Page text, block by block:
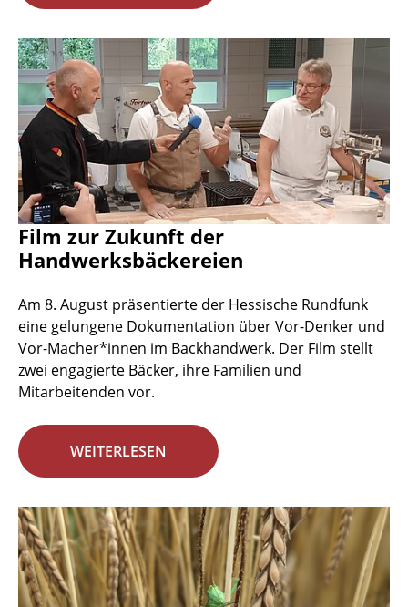
Film zur Zukunft der
Handwerksbäckereien
Am 8. August präsentierte der Hessische Rundfunk
eine gelungene Dokumentation über Vor-Denker und
Vor-Macher*innen im Backhandwerk. Der Film stellt
zwei engagierte Bäcker, ihre Familien und
Mitarbeitenden vor.
WEITERLESEN